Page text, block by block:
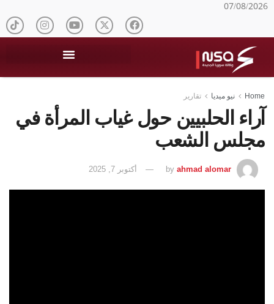
07/08/2026
Home نيو ميديا تقارير
آراء الحلبيين حول غياب المرأة في
مجلس الشعب
by ahmad alomar أكتوبر 7, 2025